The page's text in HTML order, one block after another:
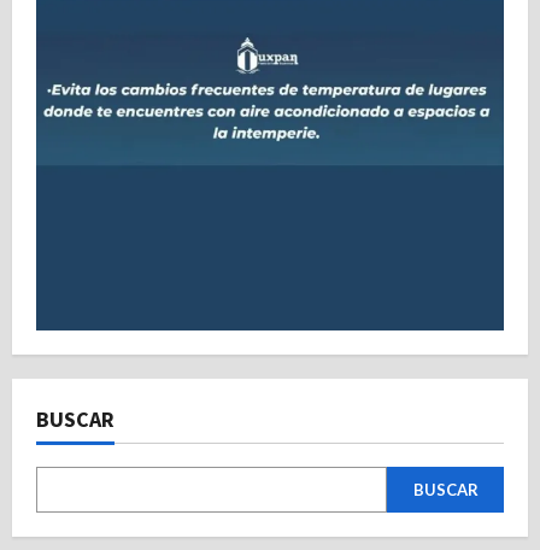
BUSCAR
BUSCAR